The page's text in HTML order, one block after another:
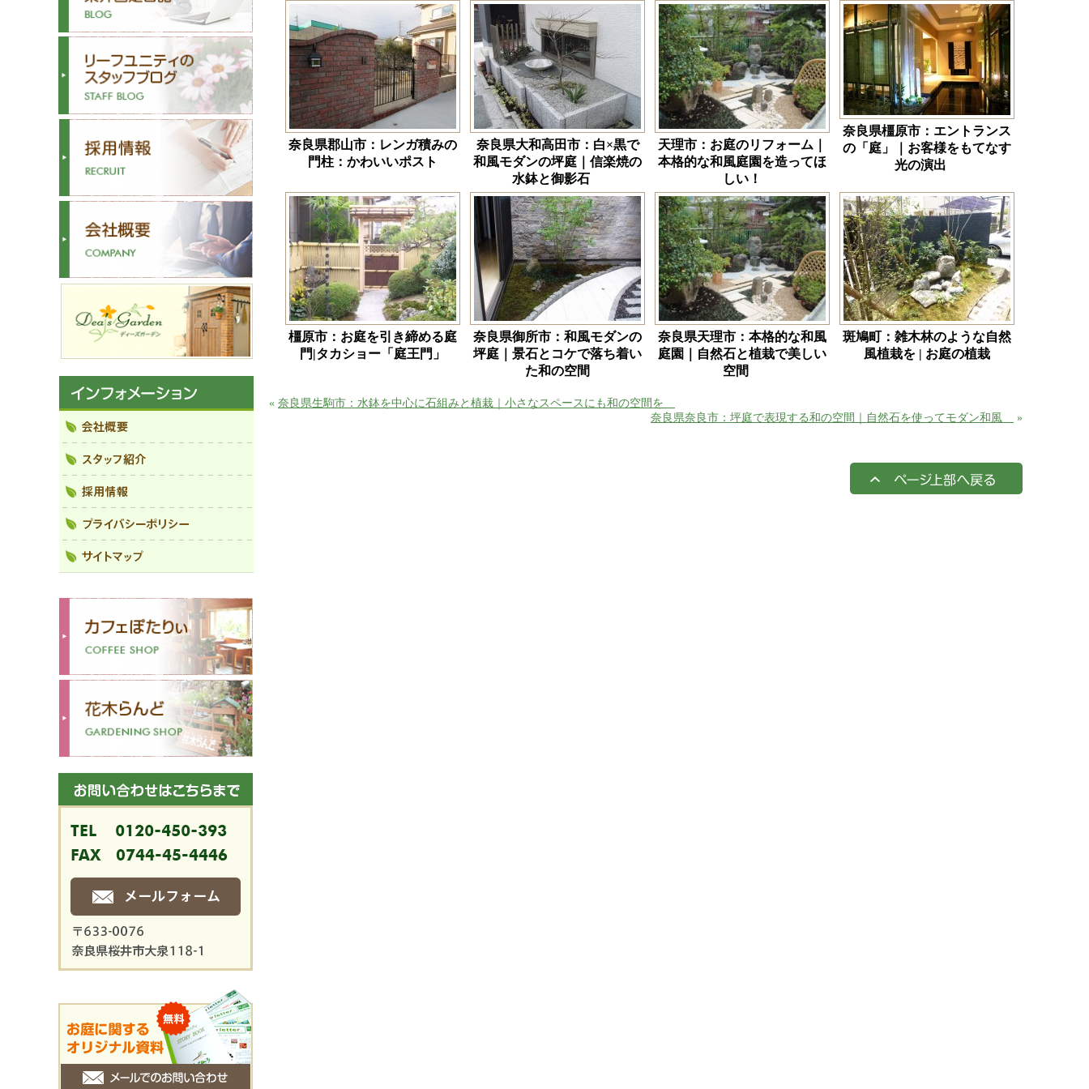
奈良県郡山市：レンガ積みの
門柱：かわいいポスト
奈良県大和高田市：白×黒で
和風モダンの坪庭｜信楽焼の
水鉢と御影石
天理市：お庭のリフォーム｜
本格的な和風庭園を造ってほ
しい！
奈良県橿原市：エントランス
の「庭」｜お客様をもてなす
光の演出
橿原市：お庭を引き締める庭
門|タカショー「庭王門」
奈良県御所市：和風モダンの
坪庭｜景石とコケで落ち着い
た和の空間
奈良県天理市：本格的な和風
庭園｜自然石と植栽で美しい
空間
斑鳩町：雑木林のような自然
風植栽を | お庭の植栽
« 奈良県生駒市：水鉢を中心に石組みと植栽｜小さなスペースにも和の空間を
奈良県奈良市：坪庭で表現する和の空間｜自然石を使ってモダン和風
»